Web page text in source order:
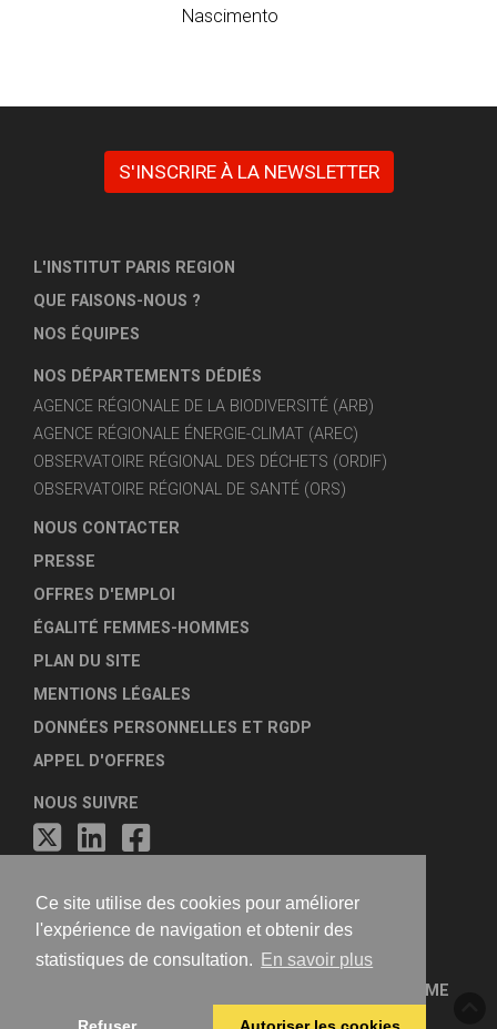
Ce site utilise des cookies pour améliorer
l'expérience de navigation et obtenir des
statistiques de consultation.
En savoir plus
Nascimento
S'INSCRIRE À LA NEWSLETTER
L'INSTITUT PARIS REGION
QUE FAISONS-NOUS ?
NOS ÉQUIPES
NOS DÉPARTEMENTS DÉDIÉS
AGENCE RÉGIONALE DE LA BIODIVERSITÉ (ARB)
AGENCE RÉGIONALE ÉNERGIE-CLIMAT (AREC)
OBSERVATOIRE RÉGIONAL DES DÉCHETS (ORDIF)
OBSERVATOIRE RÉGIONAL DE SANTÉ (ORS)
NOUS CONTACTER
PRESSE
OFFRES D'EMPLOI
ÉGALITÉ FEMMES-HOMMES
PLAN DU SITE
MENTIONS LÉGALES
DONNÉES PERSONNELLES ET RGDP
APPEL D'OFFRES
NOUS SUIVRE
FÉDÉRATION NATIONALE DES AGENCES D'URBANISME